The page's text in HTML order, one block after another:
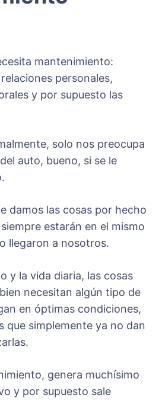
mantenimiento:
personales,
y por supuesto las
solo nos preocupa
auto, bueno, si se le
damos las cosas por hecho
estarán en el mismo
llegaron a nosotros.
y la vida diaria, las cosas
necesitan algún tipo de
en óptimas condiciones,
que simplemente ya no dan
genera muchísimo
y por supuesto sale